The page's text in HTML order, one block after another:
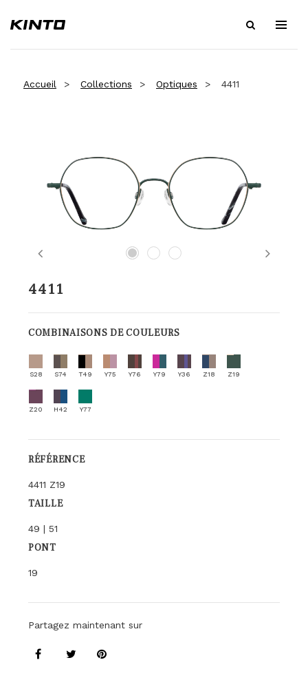
Accueil Collections Optiques 4411
Previous Next
4411
COMBINAISONS DE COULEURS
S28 S74 T49 Y75 Y76 Y79 Y36 Z18 Z19
Z20 H42 Y77
RÉFÉRENCE
4411 Z19
TAILLE
49 | 51
PONT
19
Partagez maintenant sur